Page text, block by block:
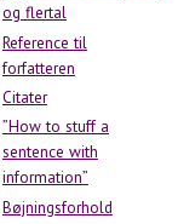
og flertal
Reference til
forfatteren
Citater
”How to stuff a
sentence with
information”
Bøjningsforhold